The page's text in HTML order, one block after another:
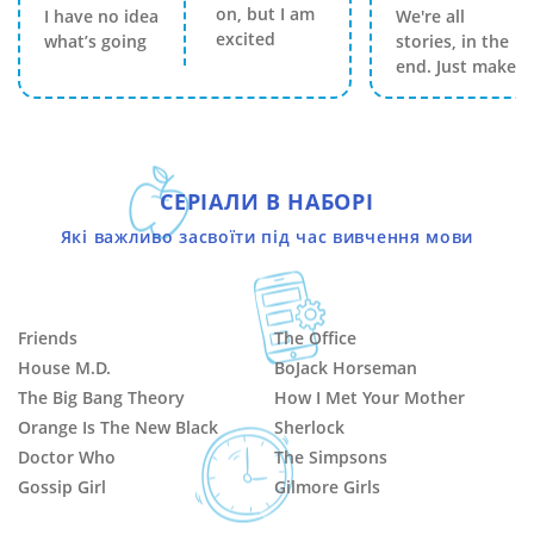
I have no idea
what’s going
on, but I am
excited
We're all
stories, in the
end. Just make
СЕРІАЛИ В НАБОРІ
Які важливо засвоїти під час вивчення мови
Friends
House M.D.
The Big Bang Theory
Orange Is The New Black
Doctor Who
Gossip Girl
The Office
BoJack Horseman
How I Met Your Mother
Sherlock
The Simpsons
Gilmore Girls